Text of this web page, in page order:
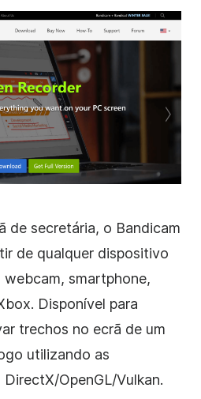
de secretária, o Bandicam
de qualquer dispositivo
smartphone,
Disponível para
trechos no ecrã de um
utilizando as
OpenGL/Vulkan.